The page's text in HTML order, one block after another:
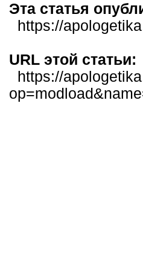
Эта статья
https://
URL этой статьи:
https://